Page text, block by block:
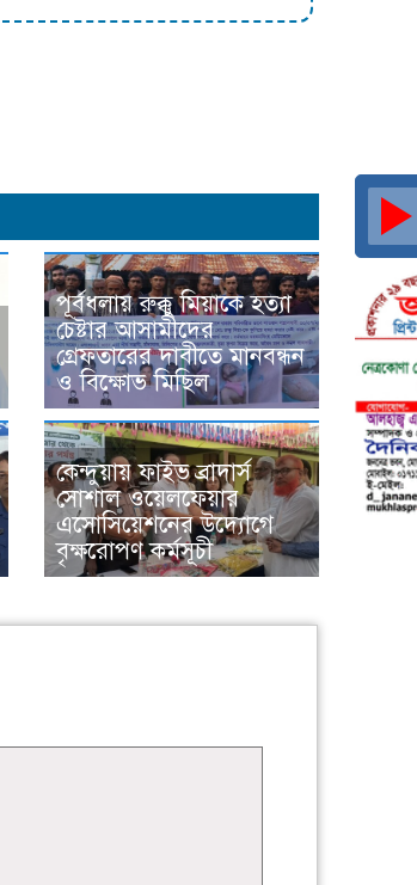
পূর্বধলায় রুক্কু মিয়াকে হত্যা
চেষ্টার আসামীদের
গ্রেফতারের দাবীতে মানবন্ধন
ও বিক্ষোভ মিছিল
কেন্দুয়ায় ফাইভ ব্রাদার্স
সোশাল ওয়েলফেয়ার
এসোসিয়েশনের উদ্যোগে
বৃক্ষরোপণ কর্মসূচী